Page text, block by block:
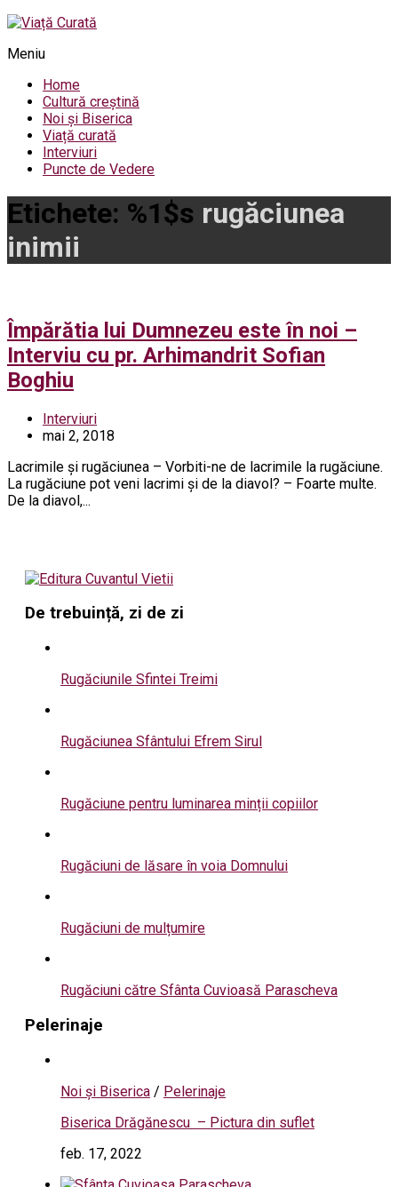
Meniu
Home
Cultură creștină
Noi și Biserica
Viață curată
Interviuri
Puncte de Vedere
Etichete: %1$s rugăciunea
inimii
Împărătia lui Dumnezeu este în noi –
Interviu cu pr. Arhimandrit Sofian
Boghiu
Interviuri
mai 2, 2018
Lacrimile și rugăciunea – Vorbiti-ne de lacrimile la rugăciune.
La rugăciune pot veni lacrimi și de la diavol? – Foarte multe.
De la diavol,...
De trebuință, zi de zi
Rugăciunile Sfintei Treimi
Rugăciunea Sfântului Efrem Sirul
Rugăciune pentru luminarea minții copiilor
Rugăciuni de lăsare în voia Domnului
Rugăciuni de mulțumire
Rugăciuni către Sfânta Cuvioasă Parascheva
Pelerinaje
Noi și Biserica / Pelerinaje
Biserica Drăgănescu – Pictura din suflet
feb. 17, 2022